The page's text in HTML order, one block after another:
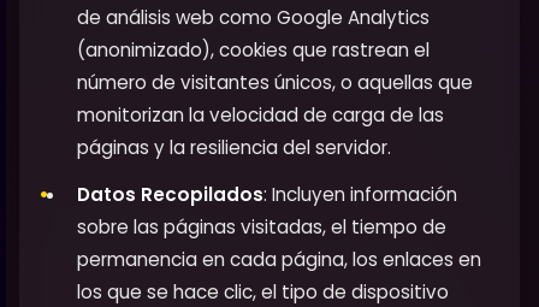
de análisis web como Google Analytics
(anonimizado), cookies que rastrean el
número de visitantes únicos, o aquellas que
monitorizan la velocidad de carga de las
páginas y la resiliencia del servidor.
Datos Recopilados: Incluyen información
sobre las páginas visitadas, el tiempo de
permanencia en cada página, los enlaces en
los que se hace clic, el tipo de dispositivo